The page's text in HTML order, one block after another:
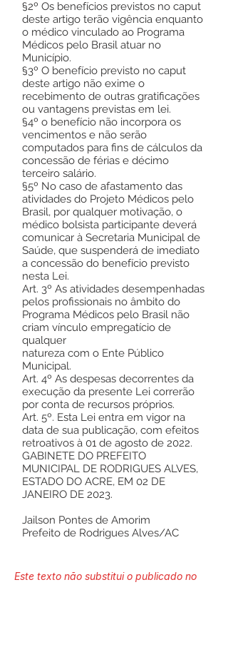
§2º Os benefícios previstos no caput
deste artigo terão vigência enquanto
o médico vinculado ao Programa
Médicos pelo Brasil atuar no
Município.
§3º O benefício previsto no caput
deste artigo não exime o
recebimento de outras gratificações
ou vantagens previstas em lei.
§4º o benefício não incorpora os
vencimentos e não serão
computados para fins de cálculos da
concessão de férias e décimo
terceiro salário.
§5º No caso de afastamento das
atividades do Projeto Médicos pelo
Brasil, por qualquer motivação, o
médico bolsista participante deverá
comunicar à Secretaria Municipal de
Saúde, que suspenderá de imediato
a concessão do benefício previsto
nesta Lei.
Art. 3º As atividades desempenhadas
pelos profissionais no âmbito do
Programa Médicos pelo Brasil não
criam vínculo empregatício de
qualquer
natureza com o Ente Público
Municipal.
Art. 4º As despesas decorrentes da
execução da presente Lei correrão
por conta de recursos próprios.
Art. 5º. Esta Lei entra em vigor na
data de sua publicação, com efeitos
retroativos à 01 de agosto de 2022.
GABINETE DO PREFEITO
MUNICIPAL DE RODRIGUES ALVES,
ESTADO DO ACRE, EM 02 DE
JANEIRO DE 2023.
Jailson Pontes de Amorim
Prefeito de Rodrigues Alves/AC
Este texto não substitui o publicado no